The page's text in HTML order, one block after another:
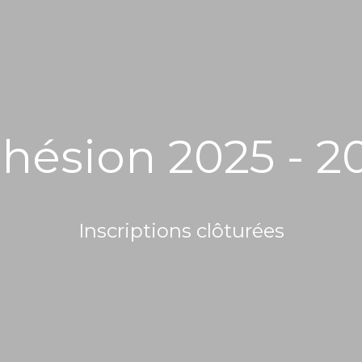
2025 -
Inscriptions clôturées